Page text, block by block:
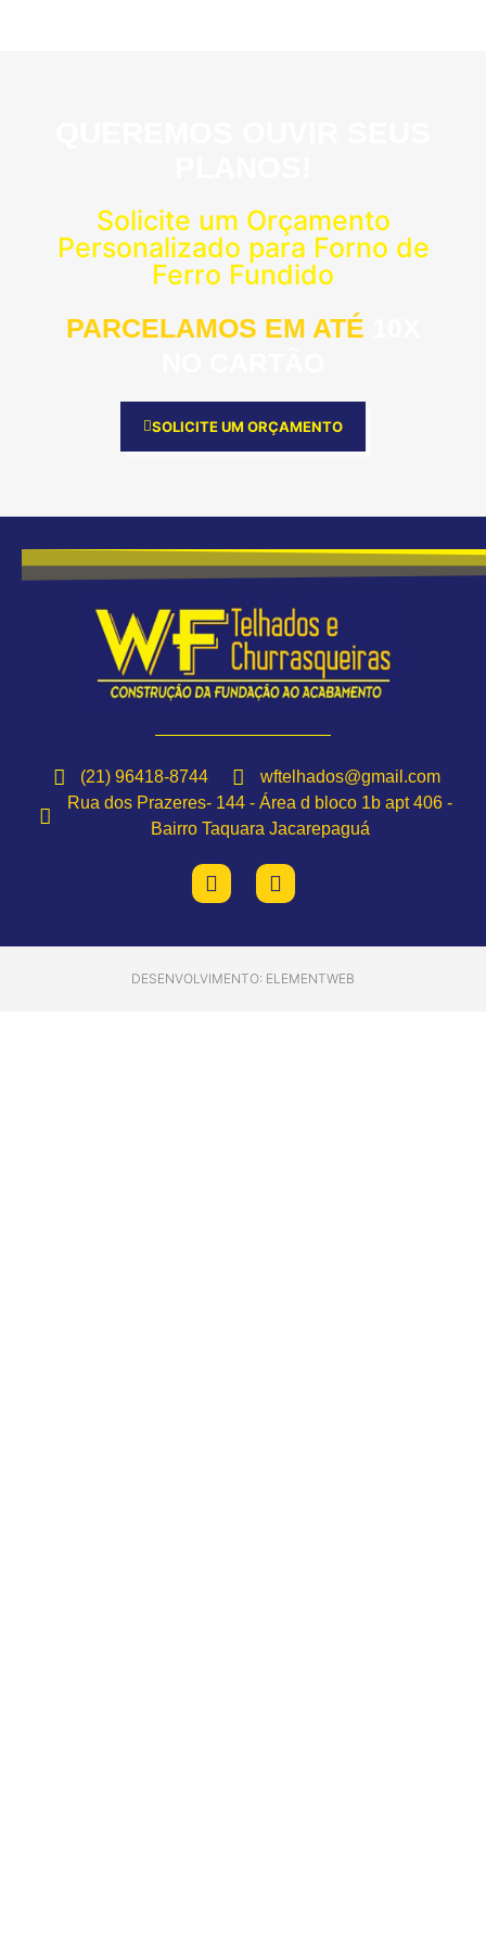
Solicite um Orçamento
Personalizado para Forno de
Ferro Fundido
PARCELAMOS EM ATÉ
SOLICITE UM ORÇAMENTO
(21) 96418-8744
wftelhados@gmail.com
Rua dos Prazeres- 144 - Área d bloco 1b apt 406 -
Bairro Taquara Jacarepaguá
DESENVOLVIMENTO: ELEMENTWEB